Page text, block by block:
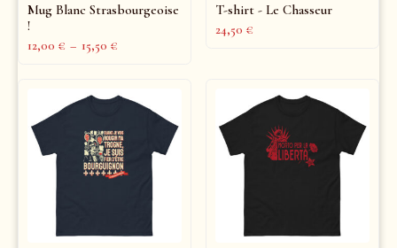
Mug Blanc Strasbourgeoise
!
12,00 € – 15,50 €
T-shirt - Le Chasseur
24,50 €